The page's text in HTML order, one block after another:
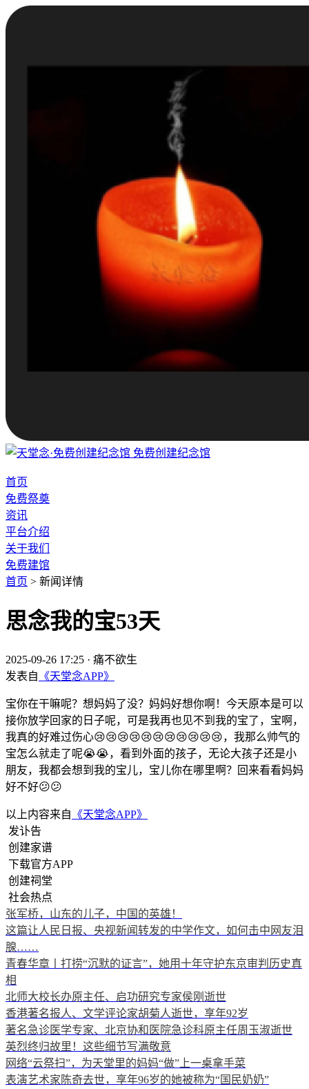
免费创建纪念馆
首页
免费祭奠
资讯
平台介绍
关于我们
免费建馆
首页 > 新闻详情
思念我的宝53天
2025-09-26 17:25 · 痛不欲生
发表自 《天堂念APP》
宝你在干嘛呢？想妈妈了没？妈妈好想你啊！今天原本是可以
接你放学回家的日子呢，可是我再也见不到我的宝了，宝啊，
我真的好难过伤心😢😢😢😢😢😢😢😢😢😢😢，我那么帅气的
宝怎么就走了呢😭😭，看到外面的孩子，无论大孩子还是小
朋友，我都会想到我的宝儿，宝儿你在哪里啊？回来看看妈妈
好不好😕😕
以上内容来自 《天堂念APP》
发讣告
创建家谱
下载官方APP
创建祠堂
社会热点
张军桥，山东的儿子，中国的英雄！
这篇让人民日报、央视新闻转发的中学作文，如何击中网友泪
腺……
青春华章丨打捞“沉默的证言”，她用十年守护东京审判历史真
相
北师大校长办原主任、启功研究专家侯刚逝世
香港著名报人、文学评论家胡菊人逝世，享年92岁
著名急诊医学专家、北京协和医院急诊科原主任周玉淑逝世
英烈终归故里！这些细节写满敬意
网络“云祭扫”，为天堂里的妈妈“做”上一桌拿手菜
表演艺术家陈奇去世，享年96岁的她被称为“国民奶奶”